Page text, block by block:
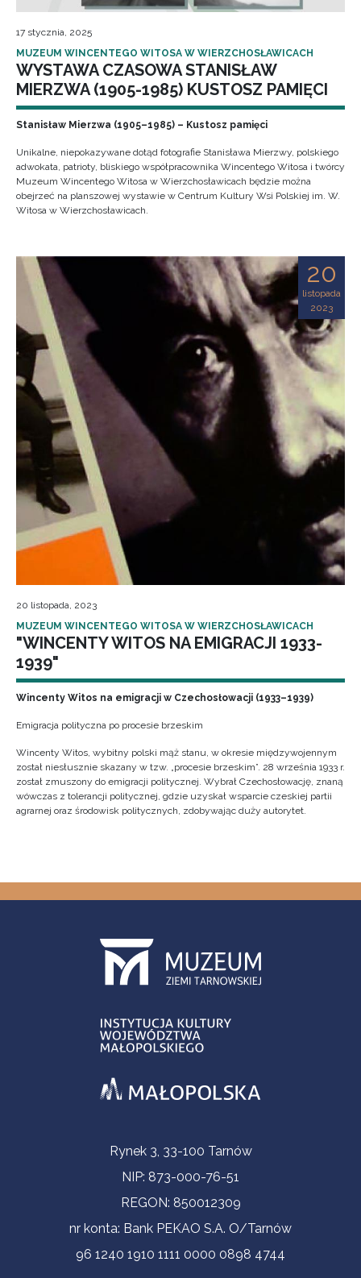
17 stycznia, 2025
MUZEUM WINCENTEGO WITOSA W WIERZCHOSŁAWICACH
WYSTAWA CZASOWA STANISŁAW
MIERZWA (1905-1985) KUSTOSZ PAMIĘCI
Stanisław Mierzwa (1905–1985) – Kustosz pamięci
Unikalne, niepokazywane dotąd fotografie Stanisława Mierzwy, polskiego
adwokata, patrioty, bliskiego współpracownika Wincentego Witosa i twórcy
Muzeum Wincentego Witosa w Wierzchosławicach będzie można
obejrzeć na planszowej wystawie w Centrum Kultury Wsi Polskiej im. W.
Witosa w Wierzchosławicach.
20
listopada
2023
20 listopada, 2023
MUZEUM WINCENTEGO WITOSA W WIERZCHOSŁAWICACH
"WINCENTY WITOS NA EMIGRACJI 1933-
1939"
Wincenty Witos na emigracji w Czechosłowacji (1933–1939)
Emigracja polityczna po procesie brzeskim
Wincenty Witos, wybitny polski mąż stanu, w okresie międzywojennym
został niesłusznie skazany w tzw. „procesie brzeskim”. 28 września 1933 r.
został zmuszony do emigracji politycznej. Wybrał Czechosłowację, znaną
wówczas z tolerancji politycznej, gdzie uzyskał wsparcie czeskiej partii
agrarnej oraz środowisk politycznych, zdobywając duży autorytet.
Informacje kontaktoweRynek 3, 33-100 Tarnów
NIP: 873-000-76-51
REGON: 850012309
nr konta: Bank PEKAO S.A. O/Tarnów
96 1240 1910 1111 0000 0898 4744